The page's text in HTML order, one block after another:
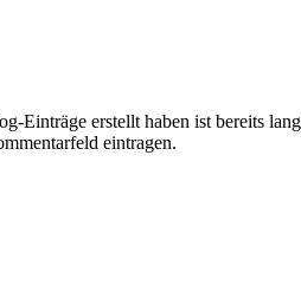
erstellt haben ist bereits
eintragen.